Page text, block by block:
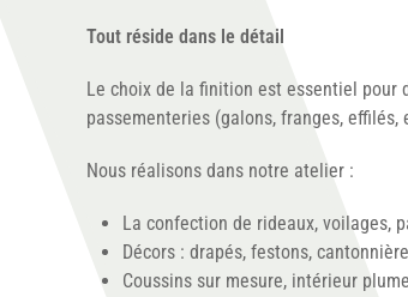
Tout réside dans le détail
Le choix de la finition est essentiel pour
passementeries (galons, franges,
Nous réalisons dans notre atelier :
La confection de rideaux, voilages,
Décors : drapés, festons,
Coussins sur mesure, intérieur